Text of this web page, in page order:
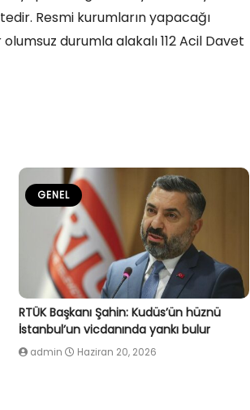
Resmi kurumların yapacağı
durumla alakalı 112 Acil Davet
GENEL
RTÜK Başkanı Şahin: Kudüs’ün hüznü
İstanbul’un vicdanında yankı bulur
admin Haziran 20, 2026